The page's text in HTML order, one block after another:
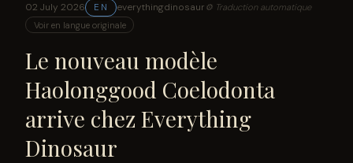
02 July 2026 EN everythingdinosaur ⚙ Traduction automatique
Voir en langue originale
Le nouveau modèle
Haolonggood Coelodonta
arrive chez Everything
Dinosaur